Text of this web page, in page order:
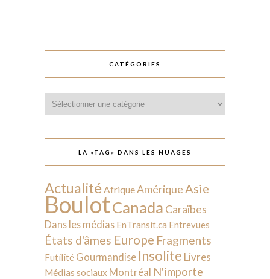
CATÉGORIES
LA «TAG» DANS LES NUAGES
Actualité AfriqueAmérique Asie
BoulotCanada Caraïbes
Dans les médias EnTransit.ca Entrevues
États d'âmes Europe Fragments
Futilité Gourmandise Insolite Livres
Médias sociaux Montréal N'importe